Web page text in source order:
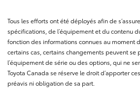
Tous les efforts ont été déployés afin de
spécifications, de l’équipement et du contenu
fonction des informations connues au moment
certains cas, certains changements peuvent se
l’équipement de série ou des options, qui ne
Toyota Canada se réserve le droit d’apporter
préavis ni obligation de sa part.